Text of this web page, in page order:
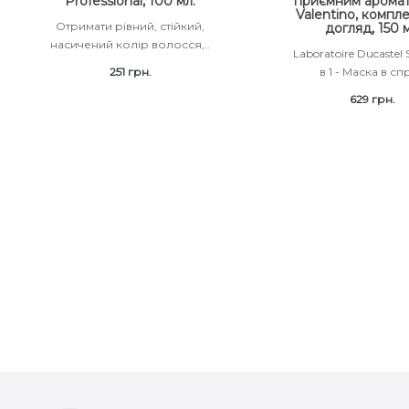
Отримати рівний, стійкий,
насичений колір волосся,..
251 грн.
Valentino,
догляд, 150
Laboratoire Ducastel
в 1 - Маска в
629 грн.